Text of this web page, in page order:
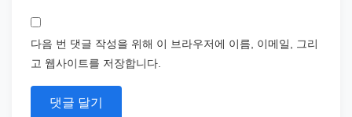
다음 번 댓글 작성을 위해 이 브라우저에 이름, 이메일, 그리
고 웹사이트를 저장합니다.